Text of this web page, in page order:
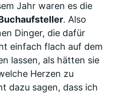
Jahr waren es die
. Also
Dinger, die dafür
einfach flach auf dem
lassen, als hätten sie
Herzen zu
dazu sagen, dass ich